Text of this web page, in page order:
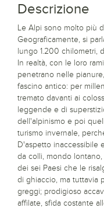
Descrizione
Le Alpi sono molto più
Geograficamente, si
lungo 1.200 chilometri,
In realtà, con le loro
penetrano nelle
fascino antico: per
tremato davanti ai
leggende e di
dell'alpinismo e poi
turismo invernale,
D'aspetto inaccessibile
da colli, mondo
dei sei Paesi che le
di ghiaccio, ma tuttavia
greggi; prodigioso
affilate, sfida costante